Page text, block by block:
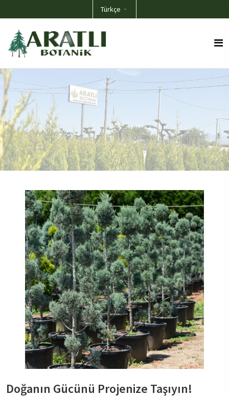
Türkçe
Doğanın Gücünü Projenize Taşıyın!